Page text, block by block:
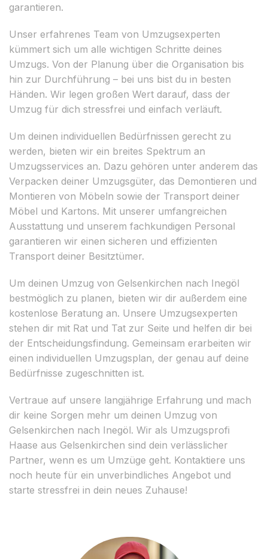
garantieren.
Unser erfahrenes Team von Umzugsexperten
kümmert sich um alle wichtigen Schritte deines
Umzugs. Von der Planung über die Organisation bis
hin zur Durchführung – bei uns bist du in besten
Händen. Wir legen großen Wert darauf, dass der
Umzug für dich stressfrei und einfach verläuft.
Um deinen individuellen Bedürfnissen gerecht zu
werden, bieten wir ein breites Spektrum an
Umzugsservices an. Dazu gehören unter anderem das
Verpacken deiner Umzugsgüter, das Demontieren und
Montieren von Möbeln sowie der Transport deiner
Möbel und Kartons. Mit unserer umfangreichen
Ausstattung und unserem fachkundigen Personal
garantieren wir einen sicheren und effizienten
Transport deiner Besitztümer.
Um deinen Umzug von Gelsenkirchen nach Inegöl
bestmöglich zu planen, bieten wir dir außerdem eine
kostenlose Beratung an. Unsere Umzugsexperten
stehen dir mit Rat und Tat zur Seite und helfen dir bei
der Entscheidungsfindung. Gemeinsam erarbeiten wir
einen individuellen Umzugsplan, der genau auf deine
Bedürfnisse zugeschnitten ist.
Vertraue auf unsere langjährige Erfahrung und mach
dir keine Sorgen mehr um deinen Umzug von
Gelsenkirchen nach Inegöl. Wir als Umzugsprofi
Haase aus Gelsenkirchen sind dein verlässlicher
Partner, wenn es um Umzüge geht. Kontaktiere uns
noch heute für ein unverbindliches Angebot und
starte stressfrei in dein neues Zuhause!